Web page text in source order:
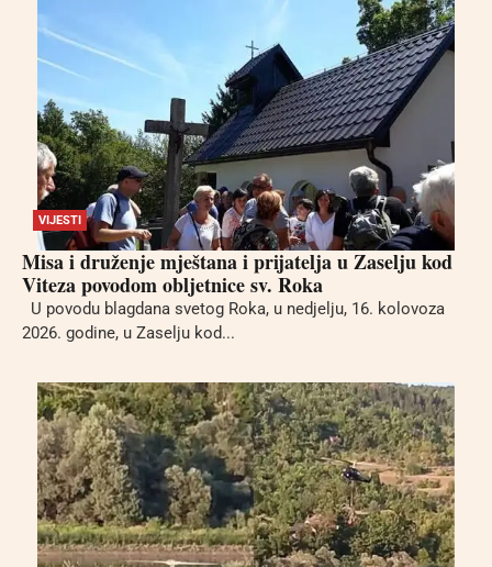
VIJESTI
Misa i druženje mještana i prijatelja u Zaselju kod
Viteza povodom obljetnice sv. Roka
U povodu blagdana svetog Roka, u nedjelju, 16. kolovoza
2026. godine, u Zaselju kod...